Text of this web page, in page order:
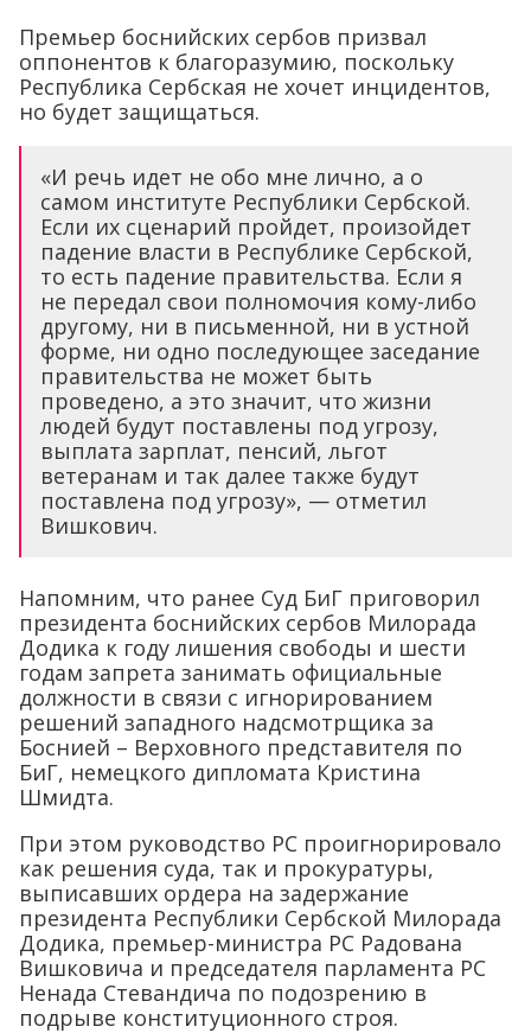
Премьер боснийских сербов призвал
оппонентов к благоразумию, поскольку
Республика Сербская не хочет инцидентов,
но будет защищаться.
«И речь идет не обо мне лично, а о
самом институте Республики Сербской.
Если их сценарий пройдет, произойдет
падение власти в Республике Сербской,
то есть падение правительства. Если я
не передал свои полномочия кому-либо
другому, ни в письменной, ни в устной
форме, ни одно последующее заседание
правительства не может быть
проведено, а это значит, что жизни
людей будут поставлены под угрозу,
выплата зарплат, пенсий, льгот
ветеранам и так далее также будут
поставлена ​​под угрозу», — отметил
Вишкович.
Напомним, что ранее Суд БиГ приговорил
президента боснийских сербов Милорада
Додика к году лишения свободы и шести
годам запрета занимать официальные
должности в связи с игнорированием
решений западного надсмотрщика за
Боснией – Верховного представителя по
БиГ, немецкого дипломата Кристина
Шмидта.
При этом руководство РС проигнорировало
как решения суда, так и прокуратуры,
выписавших ордера на задержание
президента Республики Сербской Милорада
Додика, премьер-министра РС Радована
Вишковича и председателя парламента РС
Ненада Стевандича по подозрению в
подрыве конституционного строя.